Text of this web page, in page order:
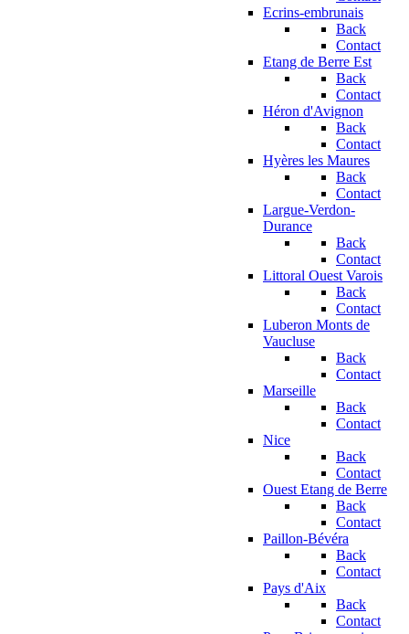
Ecrins-embrunais
Back
Contact
Etang de Berre Est
Back
Contact
Héron d'Avignon
Back
Contact
Hyères les Maures
Back
Contact
Largue-Verdon-
Durance
Back
Contact
Littoral Ouest Varois
Back
Contact
Luberon Monts de
Vaucluse
Back
Contact
Marseille
Back
Contact
Nice
Back
Contact
Ouest Etang de Berre
Back
Contact
Paillon-Bévéra
Back
Contact
Pays d'Aix
Back
Contact